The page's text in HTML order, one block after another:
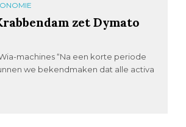
zet Dymato
machines “Na een korte periode
we bekendmaken dat alle activa